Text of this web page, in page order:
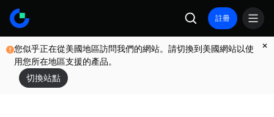
註冊
您似乎正在從美國地區訪問我們的網站。請切換到美國網站以使
用您所在地區支援的產品。
切換站點